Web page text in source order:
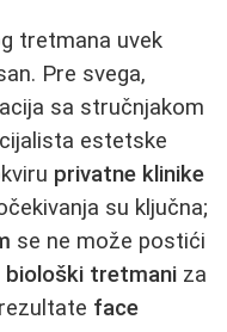
tretmana uvek
Pre svega,
sa stručnjakom
estetske
privatne klinike
su ključna;
se ne može postići
biološki tretmani za
face